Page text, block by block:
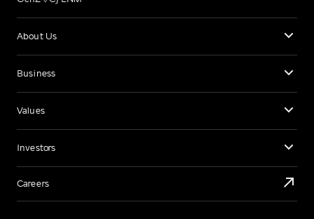
About Us
Business
Values
Investors
Careers